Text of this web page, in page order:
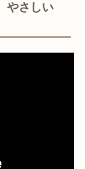
さしい